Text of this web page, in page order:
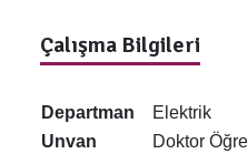
Çalışma Bilgileri
Departman
Elektrik
Unvan
Doktor